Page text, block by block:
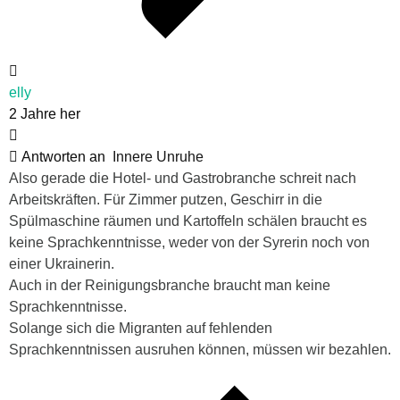
elly
2 Jahre her
Antworten an
Innere Unruhe
Also gerade die Hotel- und Gastrobranche schreit nach
Arbeitskräften. Für Zimmer putzen, Geschirr in die
Spülmaschine räumen und Kartoffeln schälen braucht es
keine Sprachkenntnisse, weder von der Syrerin noch von
einer Ukrainerin.
Auch in der Reinigungsbranche braucht man keine
Sprachkenntnisse.
Solange sich die Migranten auf fehlenden
Sprachkenntnissen ausruhen können, müssen wir bezahlen.